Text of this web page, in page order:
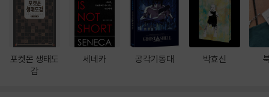
포켓몬 생태도
감
세네카 공각기동대 박효신